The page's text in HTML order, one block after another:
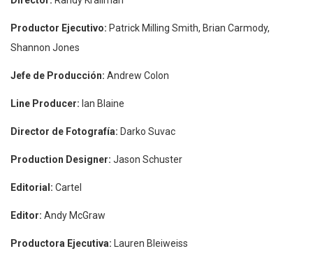
Productor Ejecutivo: Patrick Milling Smith, Brian Carmody,
Shannon Jones
Jefe de Producción: Andrew Colon
Line Producer: Ian Blaine
Director de Fotografía: Darko Suvac
Production Designer: Jason Schuster
Editorial: Cartel
Editor: Andy McGraw
Productora Ejecutiva: Lauren Bleiweiss